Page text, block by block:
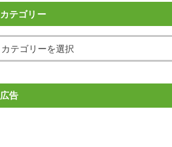
カテゴリー
広告